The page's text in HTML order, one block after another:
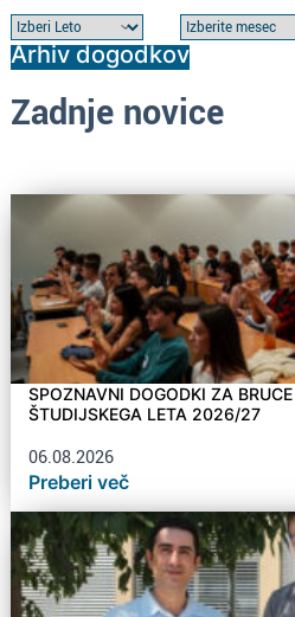
Arhiv dogodkov
Zadnje novice
SPOZNAVNI DOGODKI ZA
ŠTUDIJSKEGA LETA 2026/27
06.08.2026
Preberi več